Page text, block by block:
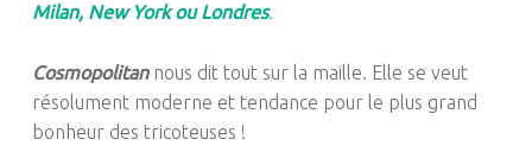
Milan, New York ou Londres.
Cosmopolitannous dit tout sur la maille. Elle se veut
résolument moderne et tendance pour le plus grand
bonheur des tricoteuses !